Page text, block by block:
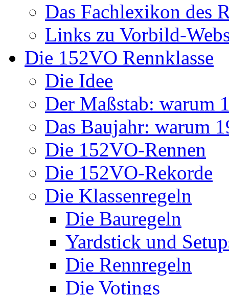
Das Fachlexikon des
Links zu Vorbild-
Die 152VO Rennklasse
Die Idee
Der Maßstab: warum
Das Baujahr: warum
Die 152VO-Rennen
Die 152VO-Rekorde
Die Klassenregeln
Die Bauregeln
Yardstick und
Die Rennregeln
Die Votings